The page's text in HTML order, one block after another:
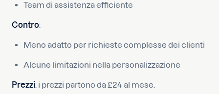
Team di assistenza efficiente
Contro:
Meno adatto per richieste complesse dei clienti
Alcune limitazioni nella personalizzazione
Prezzi: i prezzi partono da £24 al mese.